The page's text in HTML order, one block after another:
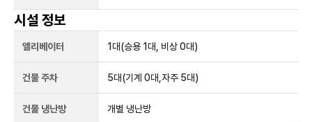
시설 정보
엘리베이터 1 대(승용 1대, 비상 0대)
건물 주차 5대(기계 0대,자주 5대)
건물 냉난방 개별 냉난방